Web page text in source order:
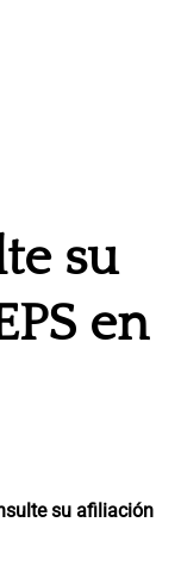
su
en
su afiliación